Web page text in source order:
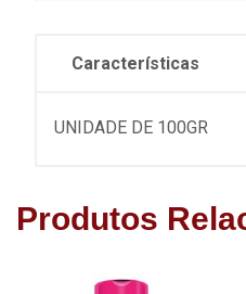
Características
UNIDADE DE 100GR
Produtos